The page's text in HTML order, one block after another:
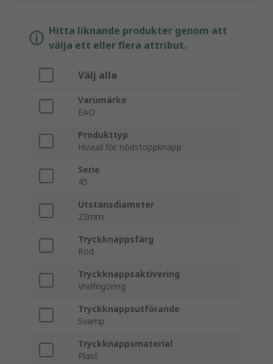
Hitta liknande produkter genom att
välja ett eller flera attribut.
Välj alla
Varumärke
EAO
Produkttyp
Huvud för nödstoppknapp
Serie
45
Utstansdiameter
22mm
Tryckknappsfärg
Röd
Tryckknappsaktivering
Vridfrigöring
Tryckknappsutförande
Svamp
Tryckknappsmaterial
Plast